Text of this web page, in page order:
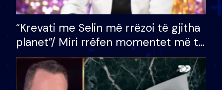
“Krevati me Selin më rrëzoi të gjitha
planet”/ Miri rrëfen momentet më të
bukura në shtëpinë e BB VIP: Do më
mungojë zilja e mëngjesit kur…